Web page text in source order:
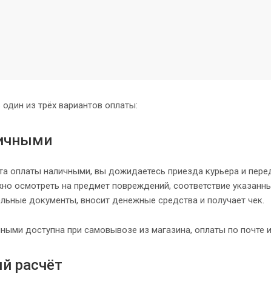
из трёх вариантов оплаты:
оплаты наличными, вы дожидаетесь приезда курьера и
осмотреть на предмет повреждений, соответствие
документы, вносит денежные средства и получает чек.
доступна при самовывозе из магазина, оплаты по почте
расчёт